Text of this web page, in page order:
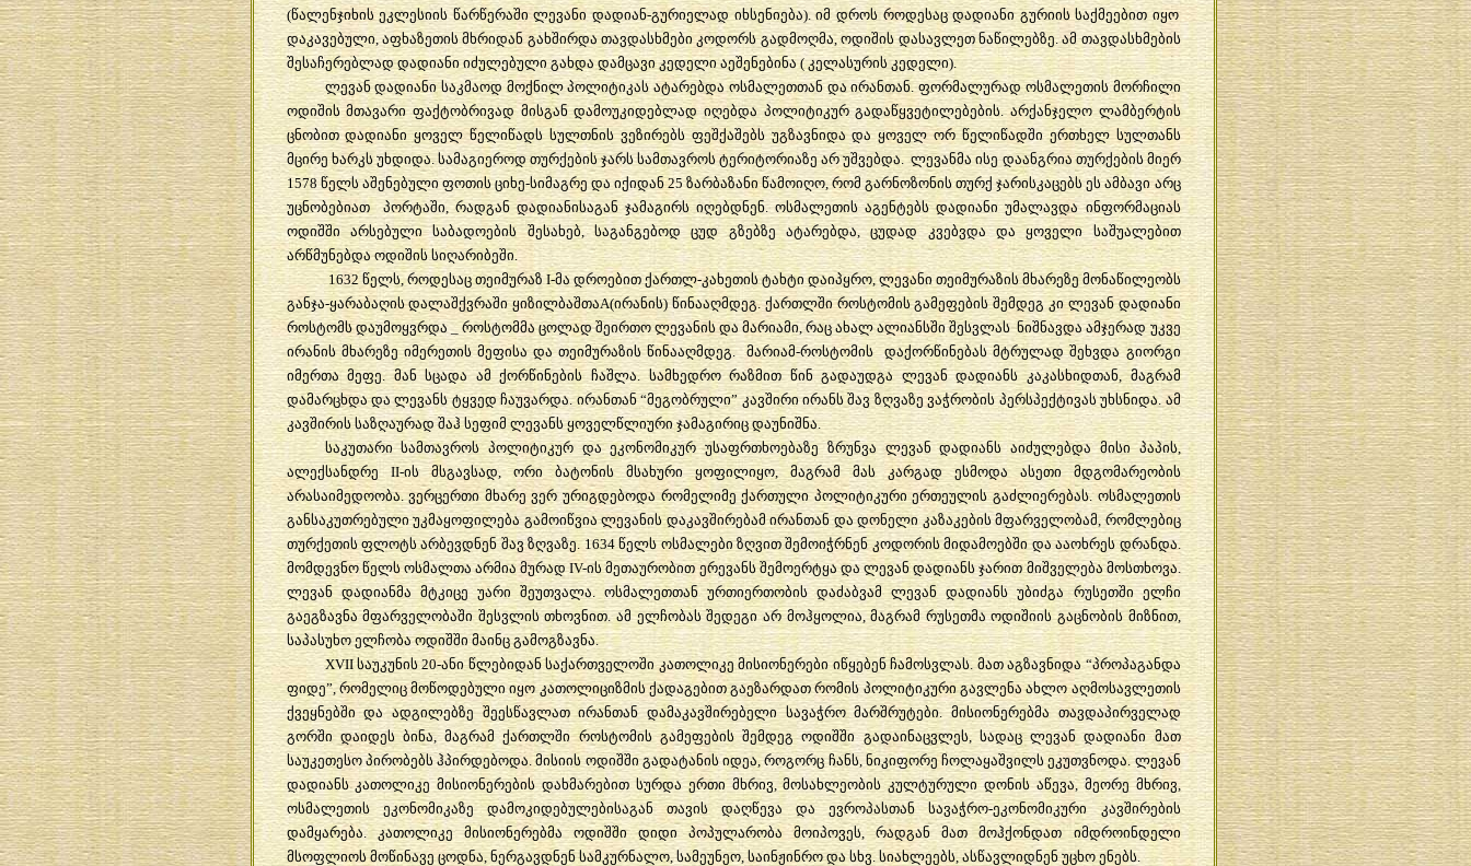
(წალენჯიხის ეკლესიის წარწერაში ლევანი დადიან-გურიელად იხსენიება).იმ დროს როდესაც დადიანი გურიის საქმეებით იყო
დაკავებული,აფხაზეთის მხრიდან გახშირდა თავდასხმები კოდორს გადმოღმა,ოდიშის დასავლეთ ნაწილებზე.ამ თავდასხმების
შესაჩერებლად დადიანი იძულებული გახდა დამცავი კედელი აეშენებინა(კელასურის კედელი).
ლევან დადიანი საკმაოდ მოქნილ პოლიტიკას ატარებდა ოსმალეთთან და ირანთან .ფორმალურად ოსმალეთის მორჩილი
ოდიშის მთავარი ფაქტობრივად მისგან დამოუკიდებლად იღებდა პოლიტიკურ გადაწყვეტილებების.არქანჯელო ლამბერტის
ცნობით დადიანი ყოველ წელიწადს სულთნის ვეზირებს ფეშქაშებს უგზავნიდა და ყოველ ორ წელიწადში ერთხელ სულთანს
მცირე ხარკს უხდიდა.სამაგიეროდ თურქების ჯარს სამთავროს ტერიტორიაზე არ უშვებდა .ლევანმა ისე დაანგრია თურქების მიერ
1578წელს აშენებული ფოთის ციხე-სიმაგრე და იქიდან25ზარბაზანი წამოიღო,რომ გარნოზონის თურქ ჯარისკაცებს ეს ამბავი არც
უცნობებიათ
პორტაში,რადგან დადიანისაგან ჯამაგირს იღებდნენ.ოსმალეთის აგენტებს დადიანი უმალავდა ინფორმაციას
ოდიშში
არსებული საბადოების შესახებ,საგანგებოდ ცუდ გზებზე ატარებდა,ცუდად კვებვდა და ყოველი
საშუალებით
არწმუნებდა ოდიშის სიღარიბეში.
1632 წელს,როდესაც თეიმურაზI-მა დროებით ქართლ-კახეთის ტახტი დაიპყრო, ლევანი თეიმურაზის მხარეზე მონაწილეობს
განჯა-ყარაბაღის დალაშქვრაში ყიზილბაშთაA(ირანის)წინააღმდეგ.ქართლში როსტომის გამეფების შემდეგ კი ლევან დადიანი
როსტომს დაუმოყვრდა_როსტომმა ცოლად შეირთო ლევანის და მარიამი,რაც ახალ ალიანსში შესვლას ნიშნავდა ამჯერად უკვე
ირანის მხარეზე იმერეთის მეფისა და თეიმურაზის წინააღმდეგ.მარიამ-როსტომის დაქორწინებას მტრულად შეხვდა გიორგი
იმერთა მეფე.მან სცადა ამ ქორწინების ჩაშლა.სამხედრო რაზმით წინ გადაუდგა ლევან დადიანს კაკასხიდთან,მაგრამ
დამარცხდა და ლევანს ტყვედ ჩაუვარდა.ირანთან“მეგობრული”კავშირი ირანს შავ ზღვაზე ვაჭრობის პერსპექტივას უხსნიდა. ამ
კავშირის საზღაურად შაჰ სეფიმ ლევანს ყოველწლიური ჯამაგირიც დაუნიშნა.
საკუთარი სამთავროს პოლიტიკურ და ეკონომიკურ უსაფრთხოებაზე ზრუნვა ლევან დადიანს აიძულებდა მისი პაპის,
ალექსანდრეII-ის მსგავსად,ორი ბატონის მსახური ყოფილიყო, მაგრამ მას კარგად ესმოდა ასეთი
მდგომარეობის
არასაიმედოობა.ვერცერთი მხარე ვერ ურიგდებოდა რომელიმე ქართული პოლიტიკური ერთეულის გაძლიერებას. ოსმალეთის
განსაკუთრებული უკმაყოფილება გამოიწვია ლევანის დაკავშირებამ ირანთან და დონელი კაზაკების მფარველობამ ,რომლებიც
თურქეთის ფლოტს არბევდნენ შავ ზღვაზე . 1634წელს ოსმალები ზღვით შემოიჭრნენ კოდორის მიდამოებში და ააოხრეს დრანდა.
მომდევნო წელს ოსმალთა არმია მურადIV-ის მეთაურობით ერევანს შემოერტყა და ლევან დადიანს ჯარით მიშველება მოსთხოვა.
ლევან დადიანმა მტკიცე უარი შეუთვალა. ოსმალეთთან ურთიერთობის დაძაბვამ ლევან დადიანს უბიძგა რუსეთში ელჩი
გაეგზავნა მფარველობაში შესვლის თხოვნით .ამ ელჩობას შედეგი არ მოჰყოლია,მაგრამ რუსეთმა ოდიშიის გაცნობის მიზნით,
საპასუხო ელჩობა ოდიშში მაინც გამოგზავნა.
XVII საუკუნის20-ანი წლებიდან საქართველოში კათოლიკე მისიონერები იწყებენ ჩამოსვლას.მათ აგზავნიდა“პროპაგანდა
ფიდე”,რომელიც მოწოდებული იყო კათოლიციზმის ქადაგებით გაეზარდათ რომის პოლიტიკური გავლენა ახლო აღმოსავლეთის
ქვეყნებში და ადგილებზე შეესწავლათ ირანთან დამაკავშირებელი სავაჭრო მარშრუტები.მისიონერებმა თავდაპირველად
გორში დაიდეს ბინა,მაგრამ ქართლში როსტომის გამეფების შემდეგ ოდიშში გადაინაცვლეს,სადაც ლევან დადიანი მათ
საუკეთესო პირობებს ჰპირდებოდა .მისიის ოდიშში გადატანის იდეა ,როგორც ჩანს, ნიკიფორე ჩოლაყაშვილს ეკუთვნოდა.ლევან
დადიანს კათოლიკე მისიონერების დახმარებით სურდა ერთი მხრივ ,მოსახლეობის კულტურული დონის აწევა,მეორე მხრივ,
ოსმალეთის
ეკონომიკაზე დამოკიდებულებისაგან თავის დაღწევა და ევროპასთან სავაჭრო-ეკონომიკური
კავშირების
დამყარება.კათოლიკე მისიონერებმა ოდიშში დიდი პოპულარობა მოიპოვეს,რადგან მათ მოჰქონდათ
იმდროინდელი
მსოფლიოს მოწინავე ცოდნა,ნერგავდნენ სამკურნალო,სამეუნეო,საინჟინრო და სხვ.სიახლეებს,ასწავლიდნენ უცხო ენებს.